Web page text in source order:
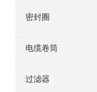
密封圈
电缆卷筒
过滤器